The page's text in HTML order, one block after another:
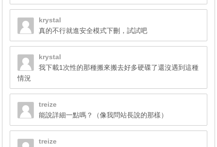
krystal
真的不行就進安全模式下刪，試試吧
krystal
我下載1次性的那種搬來搬去好多硬碟了還沒遇到這種
情況
treize
能說詳細一點嗎？（像我問站長說的那樣）
treize